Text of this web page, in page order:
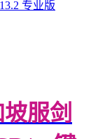
专业版
服剑